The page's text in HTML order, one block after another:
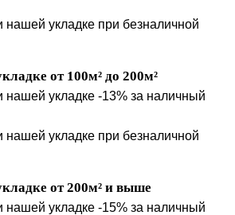
нашей укладке при безналичной
от 100м² до 200м²
нашей укладке -13% за наличный
нашей укладке при безналичной
от 200м² и выше
нашей укладке -15% за наличный